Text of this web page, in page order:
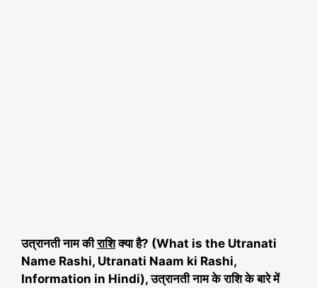
उत्रानती नाम कीराशिक्या है? (What is the Utranati
Name Rashi, Utranati Naam ki Rashi,
Information in Hindi), उत्रानती नाम के राशि के बारे में